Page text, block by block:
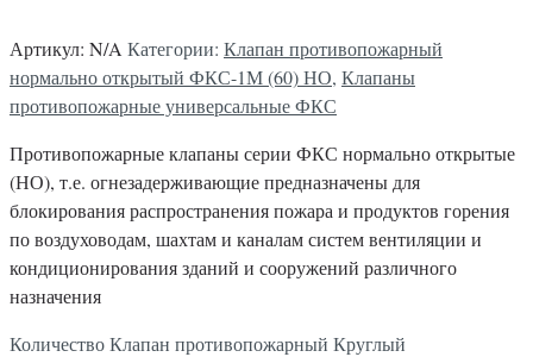
Артикул: N/A Категории: Клапан противопожарный
нормально открытый ФКС-1М (60) НО, Клапаны
противопожарные универсальные ФКС
Противопожарные клапаны серии ФКС нормально открытые
(НО), т.е. огнезадерживающие предназначены для
блокирования распространения пожара и продуктов горения
по воздуховодам, шахтам и каналам систем вентиляции и
кондиционирования зданий и сооружений различного
назначения
Количество Клапан противопожарный Круглый